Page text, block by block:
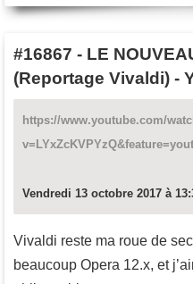
#16867 - LE
(Reportage Vivaldi) -
https://www.youtube.com/
Vendredi 13 octobre 2017 à
Vivaldi reste ma roue de
beaucoup Opera 12.x, et